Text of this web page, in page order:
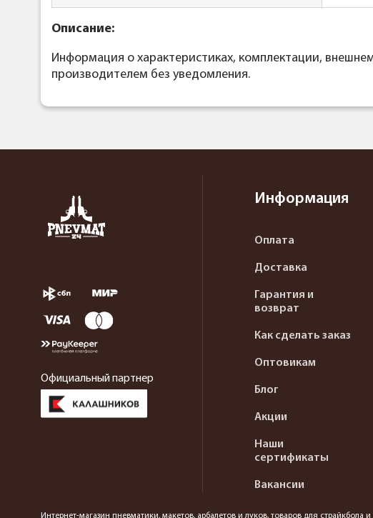
Описание:
Информация о характеристиках, комплектации,
производителем без уведомления.
Официальный партнер
Информация
Оплата
Доставка
Гарантия и
возврат
Как сделать заказ
Оптовикам
Блог
Акции
Наши
сертификаты
Вакансии
Интернет-магазин пневматики, макетов, арбалетов и луков, товаров для